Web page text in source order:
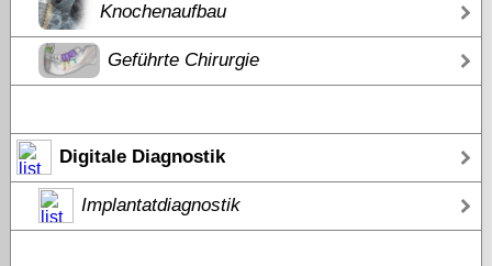
Knochenaufbau
Geführte Chirurgie
Digitale Diagnostik
Implantatdiagnostik